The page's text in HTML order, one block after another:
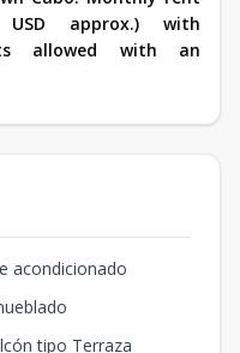
approx.) with
allowed with an
acondicionado
tipo Terraza